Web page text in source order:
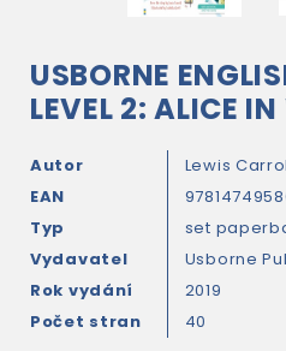
USBORNE
LEVEL 2: ALICE
Autor
Lewis
EAN
Typ
set
Vydavatel
Usborne
Rok vydání
2019
Počet stran
40